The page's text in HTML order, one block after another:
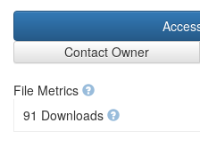
Contact Owner
File Metrics
91 Downloads